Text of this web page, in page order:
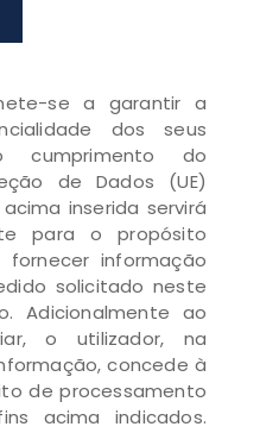
se a garantir a
dos seus
cumprimento do
de Dados (UE)
inserida servirá
para o propósito
informação
solicitado neste
Adicionalmente ao
o utilizador, na
concede à
de processamento
acima indicados.